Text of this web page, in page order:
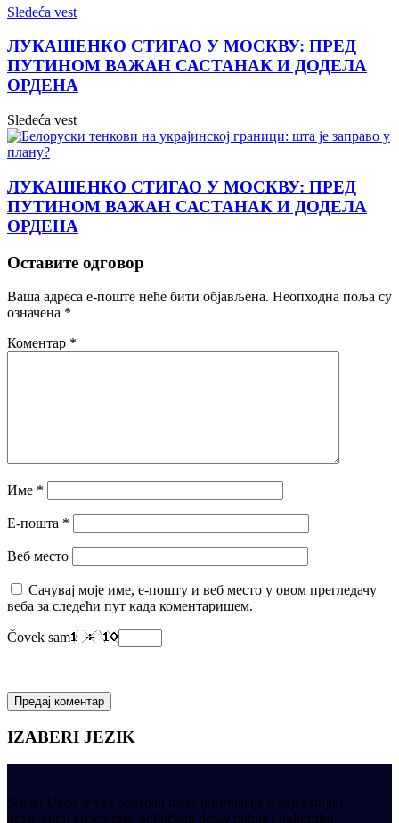
Sledeća vest
ЛУКАШЕНКО СТИГАО У МОСКВУ: ПРЕД
ПУТИНОМ ВАЖАН САСТАНАК И ДОДЕЛА
ОРДЕНА
Sledeća vest
ЛУКАШЕНКО СТИГАО У МОСКВУ: ПРЕД
ПУТИНОМ ВАЖАН САСТАНАК И ДОДЕЛА
ОРДЕНА
Оставите одговор
Ваша адреса е-поште неће бити објављена. Неопходна поља су
означена *
Коментар *
Име *
Е-пошта *
Веб место
Сачувај моје име, е-пошту и веб место у овом прегледачу
веба за следећи пут када коментаришем.
Čovek sam
IZABERI JEZIK
Srpski Ugao je vaš pouzdan izvor informacija o najvažnijim
društvenim kretanjima, političkim dešavanjima i kulturnim